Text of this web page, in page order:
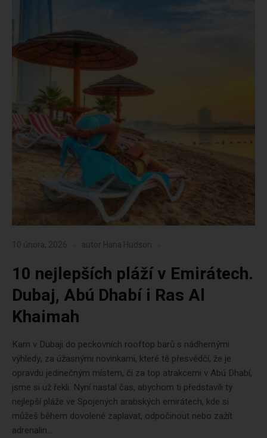
10 února, 2026 autor Hana Hudson
10 nejlepších pláží v Emirátech.
Dubaj, Abú Dhabí i Ras Al
Khaimah
Kam v Dubaji do peckovních rooftop barů s nádhernými
výhledy, za úžasnými novinkami, které tě přesvědčí, že je
opravdu jedinečným místem, či za top atrakcemi v Abú Dhabí,
jsme si už řekli. Nyní nastal čas, abychom ti představili ty
nejlepší pláže ve Spojených arabských emirátech, kde si
můžeš během dovolené zaplavat, odpočinout nebo zažít
adrenalin...